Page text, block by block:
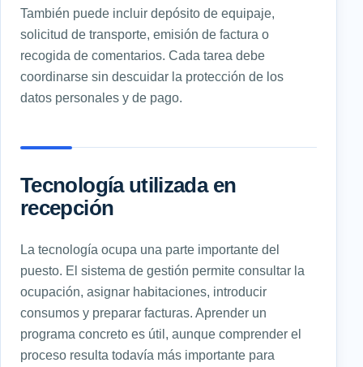
También puede incluir depósito de equipaje,
solicitud de transporte, emisión de factura o
recogida de comentarios. Cada tarea debe
coordinarse sin descuidar la protección de los
datos personales y de pago.
Tecnología utilizada en
recepción
La tecnología ocupa una parte importante del
puesto. El sistema de gestión permite consultar la
ocupación, asignar habitaciones, introducir
consumos y preparar facturas. Aprender un
programa concreto es útil, aunque comprender el
proceso resulta todavía más importante para